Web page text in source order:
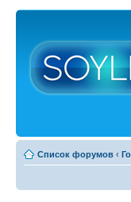
Список форумов ‹